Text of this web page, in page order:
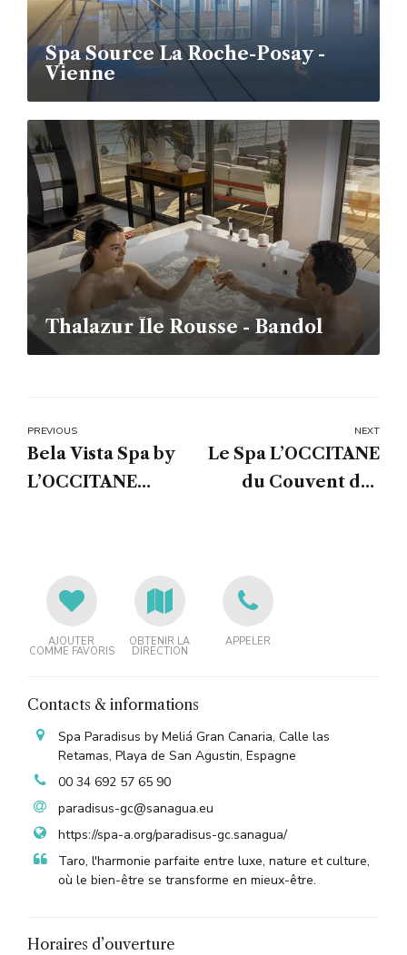
Spa Source La Roche-Posay -
Vienne
Thalazur Île Rousse - Bandol
PREVIOUS
Bela Vista Spa by
L’OCCITANE
NEXT
Le Spa L’OCCITANE
du Couvent des
AJOUTER
COMME FAVORIS
OBTENIR LA
DIRECTION
APPELER
Contacts & informations
Spa Paradisus by Meliá Gran Canaria, Calle las
Retamas, Playa de San Agustin, Espagne
00 34 692 57 65 90
paradisus-gc@sanagua.eu
https://spa-a.org/paradisus-gc.sanagua/
Taro, l'harmonie parfaite entre luxe, nature et culture,
où le bien-être se transforme en mieux-être.
Horaires d’ouverture